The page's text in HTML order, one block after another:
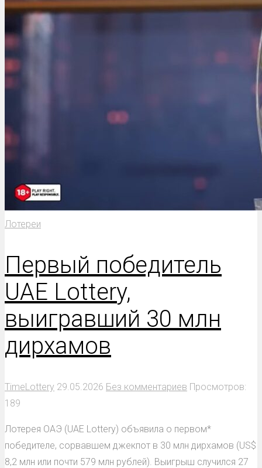
Лотереи
Первый победитель
UAE Lottery,
выигравший 30 млн
дирхамов
TimeLottery 29.05.2026 Без комментариев Просмотров:
189
Лотерея ОАЭ (UAE Lottery) объявила о первом*
победителе, сорвавшем джекпот в 30 млн дирхамов (US$
8,2 млн или почти 579 млн рублей). Выигрыш случился 27